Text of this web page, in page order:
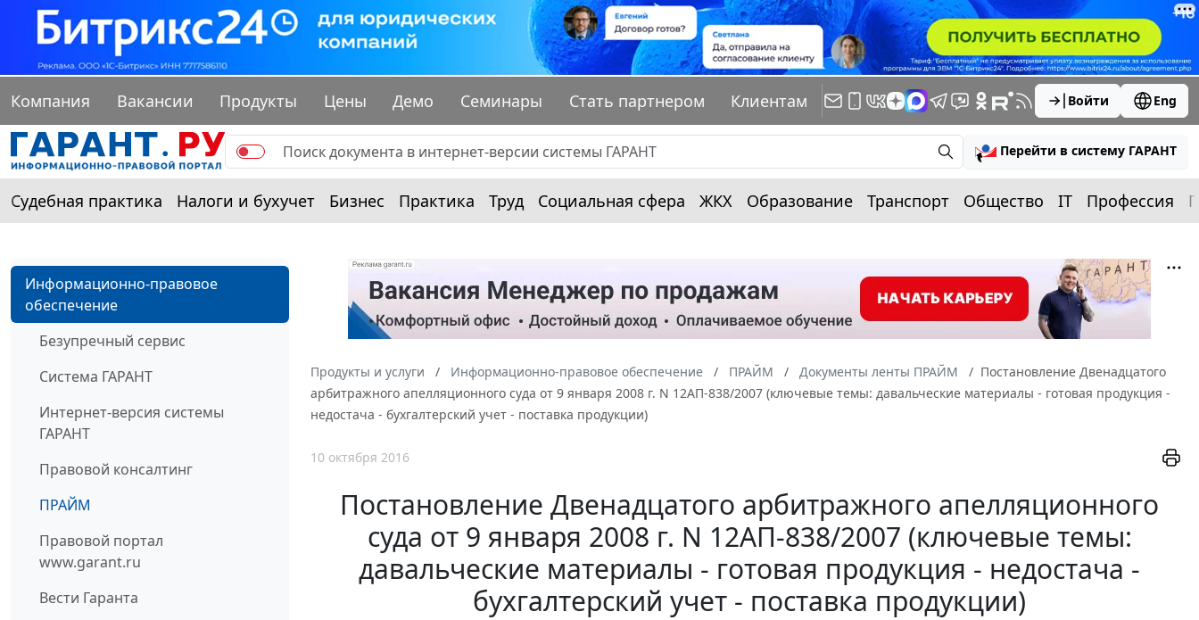
Компания Вакансии Продукты Цены Демо Семинары Стать партнером Клиентам Войти Eng
Перейти в систему ГАРАНТ
Судебная практика Налоги и бухучет Бизнес Практика Труд Социальная сфера ЖКХ Образование Транспорт Общество IT Профессия
Информационно-правовое
обеспечение
Безупречный сервис
Система ГАРАНТ
Интернет-версия системы
ГАРАНТ
Правовой консалтинг
ПРАЙМ
Правовой портал
www.garant.ru
Вести Гаранта
Продукты и услуги Информационно-правовое обеспечение ПРАЙМ Документы ленты ПРАЙМ
Постановление Двенадцатого
арбитражного апелляционного суда от 9 января 2008 г. N 12АП-838/2007 (ключевые темы: давальческие материалы - готовая продукция -
недостача - бухгалтерский учет - поставка продукции)
10 октября 2016
Постановление Двенадцатого арбитражного апелляционного
суда от 9 января 2008 г. N 12АП-838/2007 (ключевые темы:
давальческие материалы - готовая продукция - недостача -
бухгалтерский учет - поставка продукции)